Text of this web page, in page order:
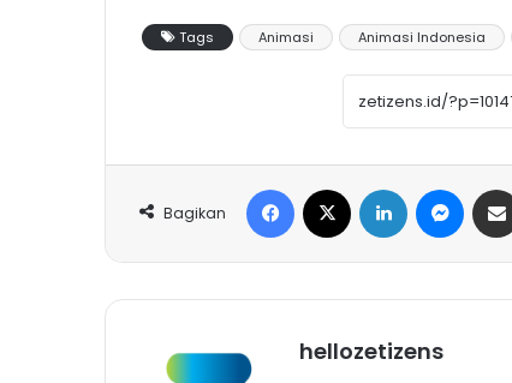
Tags Animasi Animasi Indonesia
Bagikan
Facebook LinkedIn
hellozetizens